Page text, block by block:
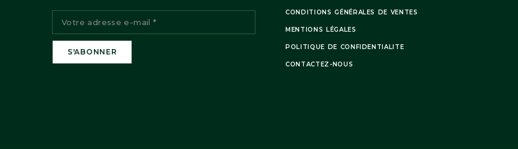
CONDITIONS GÉNÉRALES DE VENTES
MENTIONS LÉGALES
POLITIQUE DE CONFIDENTIALITE
CONTACTEZ-NOUS